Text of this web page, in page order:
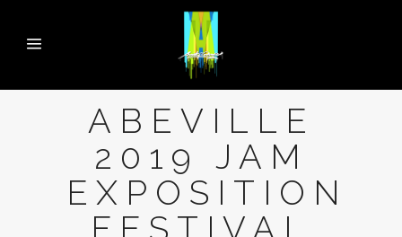
ABEVILLE
2019 JAM
EXPOSITION
FESTIVAL